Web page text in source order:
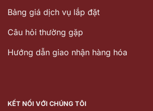
Bảng giá dịch vụ lắp đặt
Câu hỏi thường gặp
Hướng dẫn giao nhận hàng hóa
KẾT NỐI VỚI CHÚNG TÔI